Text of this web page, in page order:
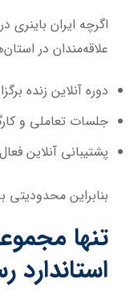
اگرچه ایران باینری
علاقه‌مندان در
دوره آنلاین زنده
جلسات تعاملی و
پشتیبانی آنلاین
بنابراین محدودیتی
تنها